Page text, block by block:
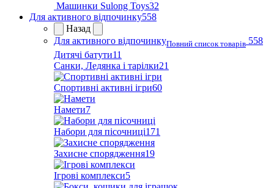
Машинки Sulong Toys32
Для активного відпочинку558
Назад
Для активного відпочинкуПовний список товарів 558
Дитячі батути11
Санки, Ледянка і тарілки21
Спортивні активні ігри60
Намети7
Набори для пісочниці171
Захисне спорядження19
Ігрові комплекси5